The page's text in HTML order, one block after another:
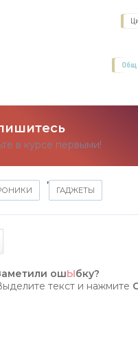
в курсе первыми!
,
ГАДЖЕТЫ
ошЫбку?
текст и нажмите